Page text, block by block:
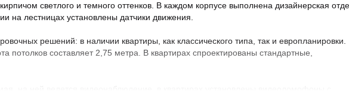
светлого и темного оттенков. В каждом корпусе выполнена дизайнерская
на лестницах установлены датчики движения.
решений: в наличии квартиры, как классического типа, так и европланировки.
потолков составляет 2,75 метра. В квартирах спроектированы стандартные,